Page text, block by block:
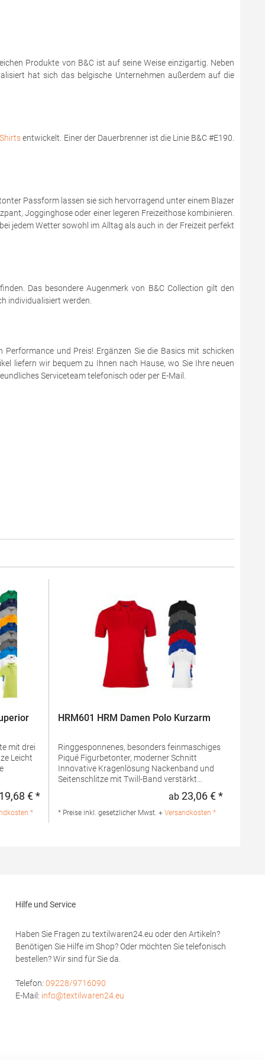
Produkte von B&C ist auf seine Weise einzigartig. Neben
hat sich das belgische Unternehmen außerdem auf die
entwickelt. Einer der Dauerbrenner ist die Linie B&C #E190.
Passform lassen sie sich hervorragend unter einem Blazer
Jogginghose oder einer legeren Freizeithose kombinieren.
jedem Wetter sowohl im Alltag als auch in der Freizeit perfekt
Das besondere Augenmerk von B&C Collection gilt den
individualisiert werden.
und Preis! Ergänzen Sie die Basics mit schicken
liefern wir bequem zu Ihnen nach Hause, wo Sie Ihre neuen
Serviceteam telefonisch oder per E-Mail.
mit drei
/
/ 1%
Regulärer Preis:
€ *
*
HRM601 HRM Damen Polo Kurzarm
Ringgesponnenes, besonders feinmaschiges
Piqué Figurbetonter, moderner Schnitt
Innovative Kragenlösung Nackenband und
Seitenschlitze mit Twill-Band verstärkt
Ton) Ersatzknopf Labelfrei
textil.de
Regulärer
ab 23,06 € *
* Preise inkl. gesetzlicher Mwst. + Versandkosten *
Hilfe und Service
Haben Sie Fragen zu textilwaren24.eu oder den Artikeln?
Benötigen Sie Hilfe im Shop? Oder möchten Sie telefonisch
bestellen? Wir sind für Sie da.
Telefon: 09228/9716090
E-Mail: info@textilwaren24.eu